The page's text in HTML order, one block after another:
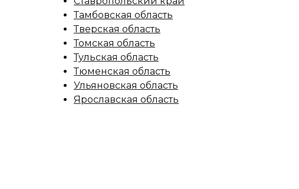
Тамбовская область
Тверская область
Томская область
Тульская область
Тюменская область
Ульяновская область
Ярославская область